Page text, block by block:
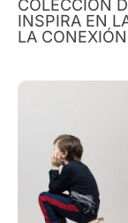
COLECCIÓN
INSPIRA EN
LA